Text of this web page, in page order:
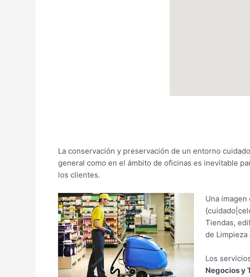
La conservación y preservación de un entorno
general como en el ámbito de oficinas es inevitable
los clientes.
Una
Tiendas,
de Limpieza
Los
Negocios y